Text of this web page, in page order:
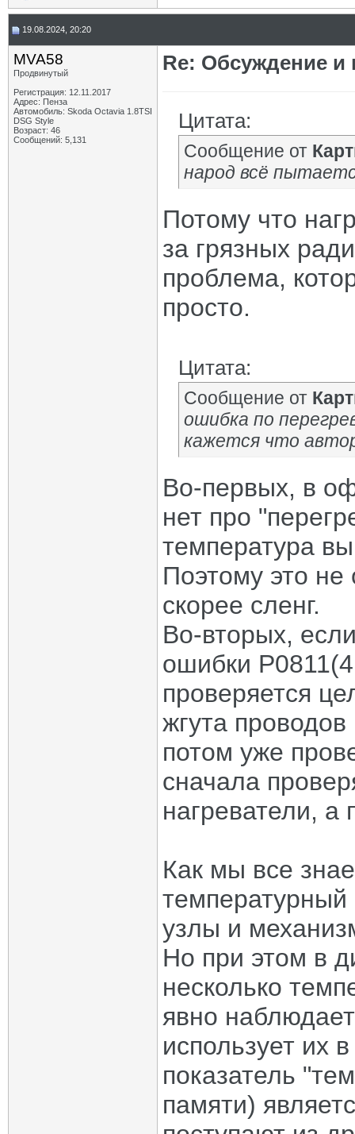
19.08.2024, 20:20
MVA58
Продвинутый
Регистрация: 12.11.2017
Адрес: Пенза
Автомобиль: Skoda Octavia 1.8TSI
DSG Style
Возраст: 46
Сообщений: 5,131
Re: Обсуждение
Цитата:
Сообщение от
народ всё
Потому что
за грязных
проблема,
просто.
Цитата:
Сообщение от
ошибка по
кажется что
Во-первых, в
нет про
температура
Поэтому это не
скорее сленг.
Во-вторых,
ошибки
проверяется
жгута проводов
потом уже
сначала
нагреватели, а
Как мы все
температурный
узлы и
Но при этом в
несколько
явно
использует их
показатель
памяти)